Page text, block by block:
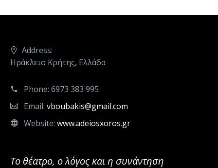
Address:
Ηράκλειο Κρήτης, Ελλάδα
Phone: 6973 383 995
Email: vboubakis@gmail.com
Website: www.adeiosxoros.gr
Το θέατρο, ο λόγος και η συνάντηση